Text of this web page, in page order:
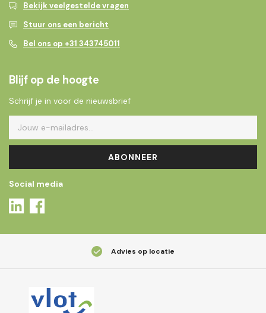
Bekijk veelgestelde vragen
Stuur ons een bericht
Bel ons op +31 343745011
Blijf op de hoogte
Schrijf je in voor de nieuwsbrief
ABONNEER
Social media
Advies op locatie